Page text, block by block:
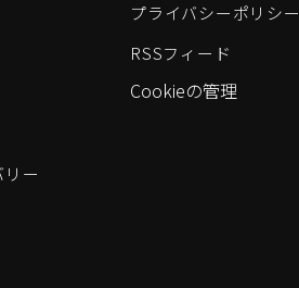
ー
プライバシーポリシー
RSSフィード
Cookieの管理